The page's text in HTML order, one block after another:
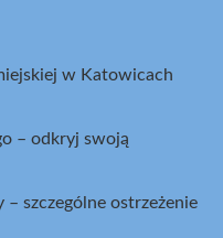
w Katowicach
– odkryj swoją
– szczególne ostrzeżenie